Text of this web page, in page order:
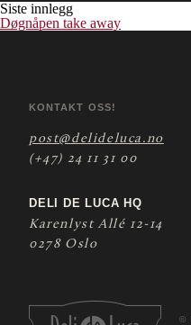
Siste innlegg
Døgnåpen take away
KONTAKT OSS!
post@delideluca.no
(+47) 24 11 31 00
DELI DE LUCA HQ
Karenlyst Allé 12-14
0278 Oslo
©